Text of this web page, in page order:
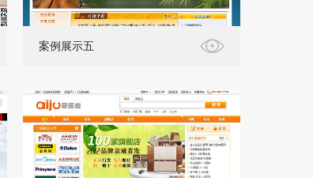
案例展示五